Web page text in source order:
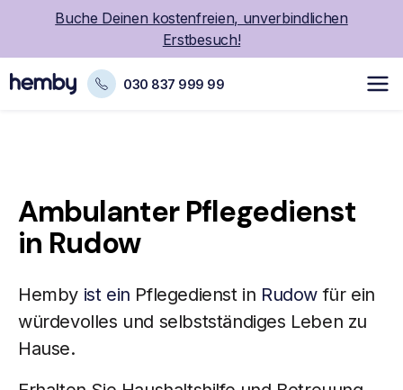
Buche Deinen kostenfreien, unverbindlichen
Erstbesuch!
030 837 999 99
Ambulanter Pflegedienst
in Rudow
Hemby ist ein Pflegedienst in Rudow für ein
würdevolles und selbstständiges Leben zu
Hause.